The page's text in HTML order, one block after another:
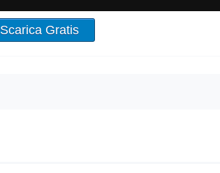
Scarica Gratis